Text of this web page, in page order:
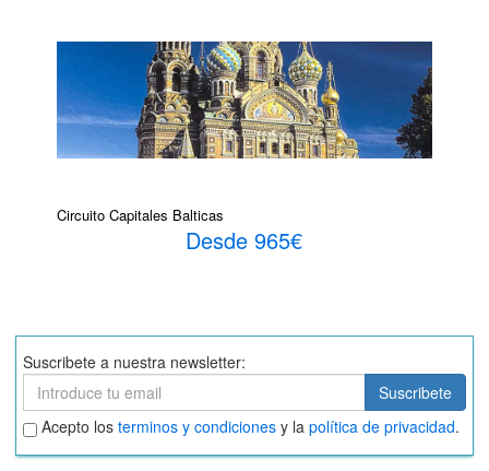
Circuito Capitales Balticas
Desde 965€
Suscribete a nuestra newsletter:
Suscribete
Suscribete
Aceptar
términos
y
Acepto los terminos y condiciones y la política de privacidad.